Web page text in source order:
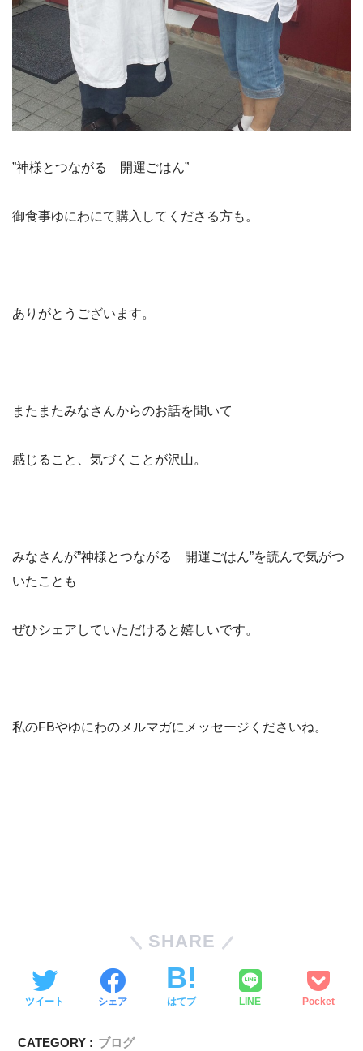
”神様とつながる 開運ごはん”
御食事ゆにわにて購入してくださる方も。
ありがとうございます。
またまたみなさんからのお話を聞いて
感じること、気づくことが沢山。
みなさんが”神様とつながる 開運ごはん”を読んで気がつ
いたことも
ぜひシェアしていただけると嬉しいです。
私のFBやゆにわのメルマガにメッセージくださいね。
SHARE
ツイート シェア はてブ LINE Pocket
CATEGORY : ブログ